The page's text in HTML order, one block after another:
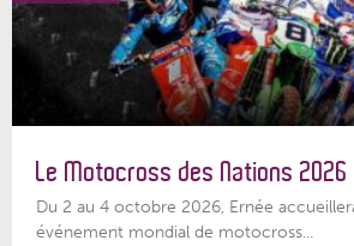
Le Motocross des Nations 2026
Du 2 au 4 octobre 2026, Ernée
événement mondial de motocross...